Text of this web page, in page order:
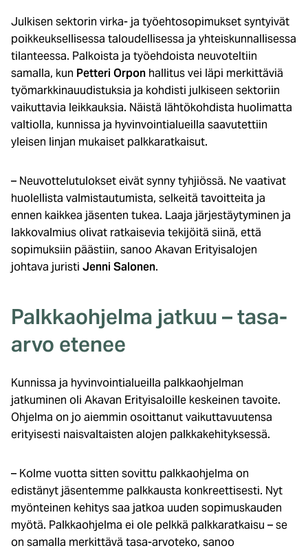
Julkisen sektorin virka- ja työehtosopimukset syntyivät
poikkeuksellisessa taloudellisessa ja yhteiskunnallisessa
tilanteessa. Palkoista ja työehdoista neuvoteltiin
samalla, kun Petteri Orpon hallitus vei läpi merkittäviä
työmarkkinauudistuksia ja kohdisti julkiseen sektoriin
vaikuttavia leikkauksia. Näistä lähtökohdista huolimatta
valtiolla, kunnissa ja hyvinvointialueilla saavutettiin
yleisen linjan mukaiset palkkaratkaisut.
– Neuvottelutulokset eivät synny tyhjiössä. Ne vaativat
huolellista valmistautumista, selkeitä tavoitteita ja
ennen kaikkea jäsenten tukea. Laaja järjestäytyminen ja
lakkovalmius olivat ratkaisevia tekijöitä siinä, että
sopimuksiin päästiin, sanoo Akavan Erityisalojen
johtava juristi Jenni Salonen.
Palkkaohjelma jatkuu – tasa-
arvo etenee
Kunnissa ja hyvinvointialueilla palkkaohjelman
jatkuminen oli Akavan Erityisaloille keskeinen tavoite.
Ohjelma on jo aiemmin osoittanut vaikuttavuutensa
erityisesti naisvaltaisten alojen palkkakehityksessä.
– Kolme vuotta sitten sovittu palkkaohjelma on
edistänyt jäsentemme palkkausta konkreettisesti. Nyt
myönteinen kehitys saa jatkoa uuden sopimuskauden
myötä. Palkkaohjelma ei ole pelkkä palkkaratkaisu – se
on samalla merkittävä tasa-arvoteko, sanoo